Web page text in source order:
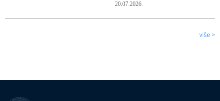
20.07.2026.
više >